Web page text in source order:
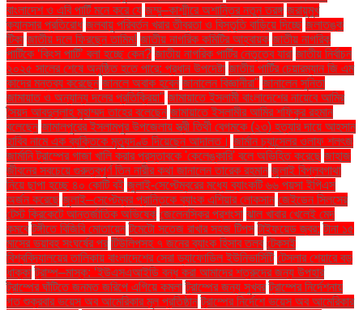
বাংলাদেশ ও এবি পার্টি মনে করে যে জম্মু–কাশ্মীরে অশান্তির নতুন তরঙ্গ জরায়ুমুখ
ক্যানসার প্রতিরোধ জলবায়ু পরিবর্তন খরার তীব্রতা ও বিস্তৃতি বাড়িয়ে দিচ্ছে জলাতঙ্ক
টিকা জাতীয় দলে ফিরছেন তামিম! জাতীয় নাগরিক কমিটির আহ্বায়ক জাতীয় নাগরিক
পার্টিকে ‘কিংস পার্টি’ বলা হচ্ছে কেন? জাতীয় নাগরিক পার্টির নেতৃত্বে যারা জাতীয় নির্বাচন
২০২৫ সালের শেষে অনুষ্ঠিত হতে পারে: প্রধান উপদেষ্টা জাতীয় পার্টির চেয়ারম্যান জি এম
কাদের মন্তব্য করেছেন জানলে অবাক হবেন জানালেন বিজ্ঞানীরা" জানালেন সুনিতা
জামায়াত ও অন্যান্য দলের প্রতিক্রিয়া'' জামায়াতে ইসলামী বাংলাদেশের নায়েবে আমির
সৈয়দ আবদুল্লাহ মুহাম্মদ তাহের বলেছেন জামায়াতে ইসলামীর আমির শফিকুর রহমান
বলেছেন জামালপুরের ইসলামপুর উপজেলায় স্ত্রী তিথী বেগমকে (২৩) হত্যার দায়ে আহসান
হাবিব নামে এক ব্যক্তিকে মৃত্যুদণ্ড দিয়েছেন আদালত। জার্মান চ্যান্সেলর ওলাফ শলৎজ
জার্মানি ট্রাম্পের গাজা খালি করার প্রস্তাবকে 'কেলেঙ্কারি' বলে অভিহিত করেছে জাহাজ
জীবনের সবচেয়ে গুরুত্বপূর্ণ তিন নারীর কথা জানালেন তারেক রহমান জুলাই বিপ্লবগাথা
নিয়ে ছাপা হচ্ছে ৪০ কোটি বই জুলাই-সেপ্টেম্বরের মধ্যে ব্যাংকটি ৬৬ পয়সা ইপিএস
অর্জন করেছে জুলাই–সেপ্টেম্বর প্রান্তিকে ব্যাংক এশিয়ার লোকসান জেইডেন সিলসের
টেস্ট ক্রিকেটে আন্তর্জাতিক অভিষেক জেলেনস্কির প্রশংসা ঝাল খাবার খেলেই মেদ
কমবে টঙ্গীতে বিজিবি মোতায়েন টমেটো সতেজ রাখার সহজ টিপস টাইফয়েড জ্বর: টানা ১৫
মাসের ভয়াবহ সংঘর্ষের পর টিউলিপসহ ৭ জনের ব্যাংক হিসাব তলব টেকসই
বিশ্ববিদ্যালয়ের তালিকায় বাংলাদেশের সেরা ড্যাফোডিল ইউনিভার্সিটি টেসলার শেয়ারে বড়
ধাক্কা ট্রাম্প–মাস্ক: ‘ইউএসএআইডি বন্ধ করা আমাদের শত্রুদের জন্য উপহার
ট্রাম্পের ঘাঁটিতে জনমত জরিপে এগিয়ে কমলা ট্রাম্পের জন্য সুখবর ট্রাম্পের নির্দেশনায়
গত শুক্রবার ভয়েস অব আমেরিকার মূল প্রতিষ্ঠান ট্রাম্পের নির্দেশে ভয়েস অব আমেরিকার